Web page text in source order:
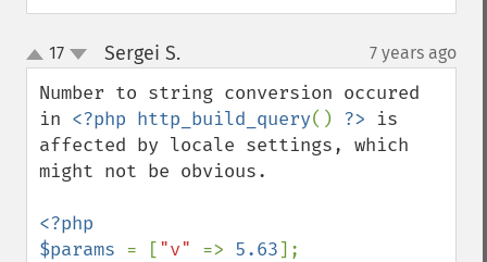
up
down
17 Sergei S. 7 years ago
Number to string conversion occured
in <?php http_build_query() ?> is
affected by locale settings, which
might not be obvious.
<?php
$params = ["v" => 5.63];